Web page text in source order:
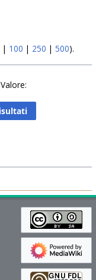
| 100 | 250 | 500).
Valore: